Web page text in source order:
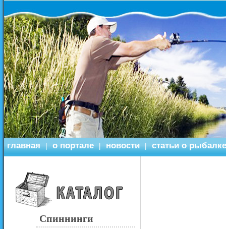
главная | о портале | новости | статьи о рыбалке
Спиннинги